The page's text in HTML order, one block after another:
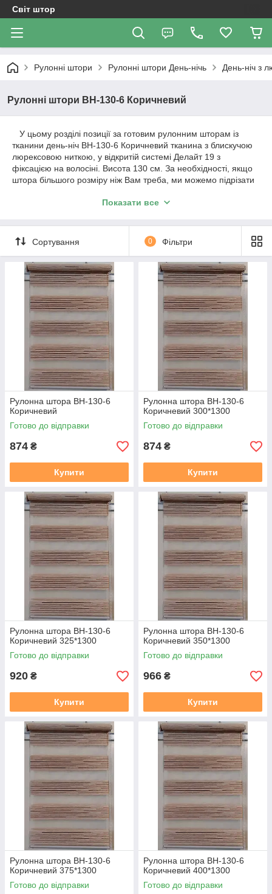
Світ штор
Рулонні штори Рулоннi штори День-нiчь День-ніч з
Рулонні штори ВН-130-6 Коричневий
У цьому розділі позиції за готовим рулонним шторам із
тканини день-ніч BH-130-6 Коричневий тканина з блискучою
люрексовою ниткою, у відкритій системі Делайт 19 з
фіксацією на волосіні. Висота 130 см. За необхідності, якщо
штора більшого розміру ніж Вам треба, ми можемо підрізати
зазначені у позиції товару.
Важливо!!! Як відбувається робота з нами. Ми
працюємо з усією Україною!
1. Уточнення по замовленню відбувається за телефонним
дзвінком або повідомленням в Вайбер.
завантаженості.
3. Відправка готового замовлення здійснюється згідно з
даними у замовленні. Усі відправки відбуваються у
встановлений день після 19.00. Номери декларацій
розсилаються після 20,00 повідомленням у Вайбер, якщо
немає Вайбера, то звичайним СМС!!!
В даному розділі вказана ціна на рулонні штори у відкритій
габаритний розмір (розмір по краях кронштейнів) + 38 мм
готовий замовлення входить повний монтажний комплект
(рулонна штора в зборі (штора намотане на вал з
алюмінієвої круглої планкою), саморізи, для відкритої
системи Делайт 19 фіксація на волосіні. Штора
прикручується до вікна за допомогою саморізів, вони в
комплекті є.
Заміряти потрібно скло плюс штапик з двох сторін, там де
штапик входить в раму є стик, ось від такого стику з одного
боку, до такого ж стику з іншого боку, це і буде розмір по
тканині який вказаний на сайті.
https://mir-shtor.org/cp49985-
kak-pravilno-zameryat-rulonnye-shtory.html
Як самому встановити штори дивіться за посиланням:
https://mir-shtor.org/a238919-montazh-sistemy-mini.html
Показати все
Сортування 0 Фільтри
Рулонна штора ВН-130-6
Коричневий
Готово до відправки
874 ₴
Купити
Рулонна штора ВН-130-6
Коричневий 300*1300
Готово до відправки
874 ₴
Купити
Рулонна штора ВН-130-6
Коричневий 325*1300
Готово до відправки
920 ₴
Купити
Рулонна штора ВН-130-6
Коричневий 350*1300
Готово до відправки
966 ₴
Купити
Рулонна штора ВН-130-6
Коричневий 375*1300
Готово до відправки
Рулонна штора ВН-130-6
Коричневий 400*1300
Готово до відправки